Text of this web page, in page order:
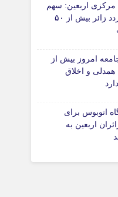
مرکزی اربعین: سهم
مهران از تردد زائر بیش از ۵۰
امروز بیش از
همدلی و اخلاق
اتوبوس برای
اربعین به‌